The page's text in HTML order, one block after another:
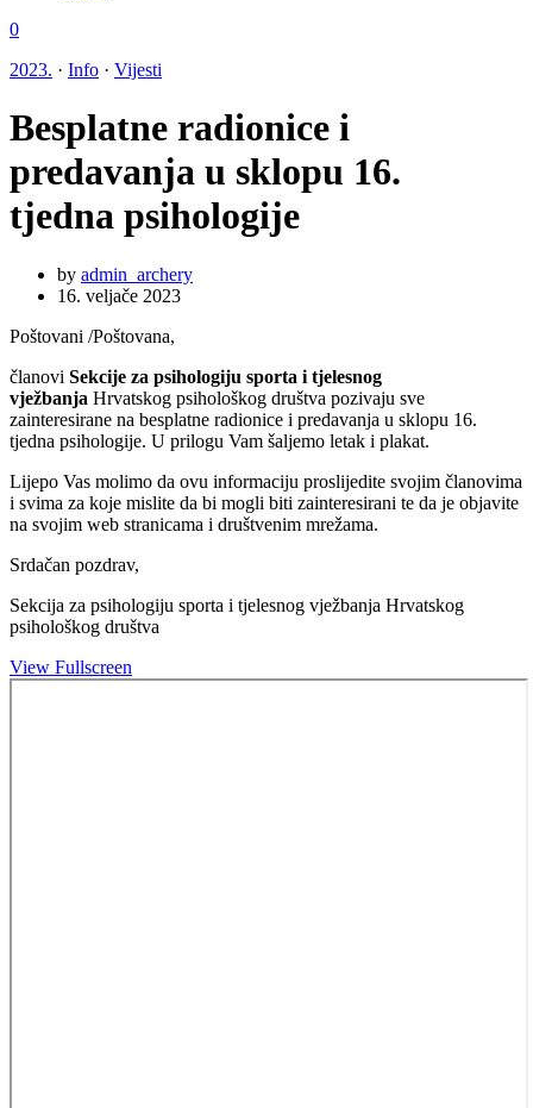
0
2023. · Info · Vijesti
Besplatne radionice i
predavanja u sklopu 16.
tjedna psihologije
by admin_archery
16. veljače 2023
Poštovani /Poštovana,
članovi Sekcije za psihologiju sporta i tjelesnog
vježbanja Hrvatskog psihološkog društva pozivaju sve
zainteresirane na besplatne radionice i predavanja u sklopu 16.
tjedna psihologije. U prilogu Vam šaljemo letak i plakat.
Lijepo Vas molimo da ovu informaciju proslijedite svojim članovima
i svima za koje mislite da bi mogli biti zainteresirani te da je objavite
na svojim web stranicama i društvenim mrežama.
Srdačan pozdrav,
Sekcija za psihologiju sporta i tjelesnog vježbanja Hrvatskog
psihološkog društva
View Fullscreen
Skip